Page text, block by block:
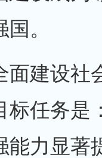
。
建设社
标任务是
能力显著